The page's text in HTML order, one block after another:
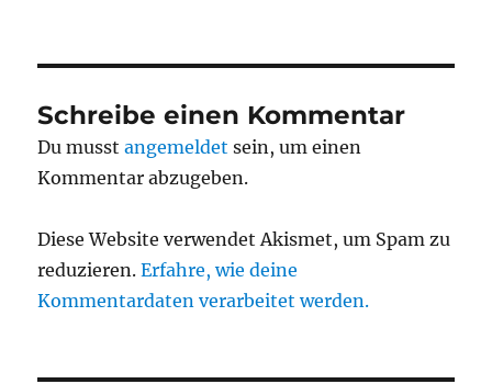
Schreibe einen Kommentar
Du musstangemeldet sein, um einen
Kommentar abzugeben.
Diese Website verwendet Akismet, um Spam zu
reduzieren.Erfahre, wie deine
Kommentardaten verarbeitet werden.